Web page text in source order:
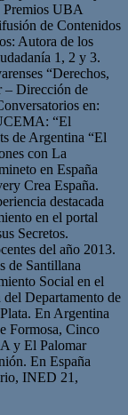
Premios UBA
de Contenidos
Autora de los
1, 2 y 3.
“Derechos,
– Dirección de
en:
“El
de Argentina “El
con La
en España
Crea España.
destacada
en el portal
Secretos.
del año 2013.
de Santillana
Social en el
Departamento de
En Argentina
Formosa, Cinco
y El Palomar
En España
INED 21,